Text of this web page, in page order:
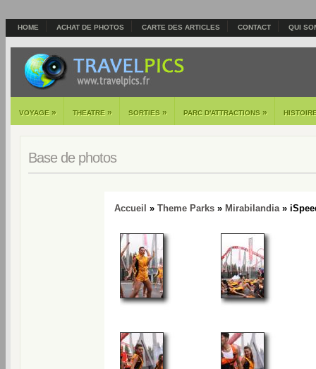
HOME ACHAT DE PHOTOS CARTE DES ARTICLES CONTACT QUI
VOYAGE » THEATRE » SORTIES » PARC D'ATTRACTIONS »
Base de photos
Accueil » Theme Parks» Mirabilandia»